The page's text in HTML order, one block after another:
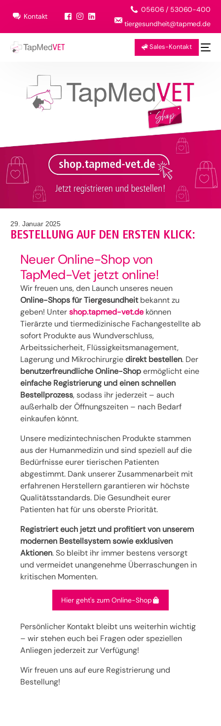
Kontakt
05606 / 53060-400
tiergesundheit@tapmed.de
Sales-Kontakt
29. Januar 2025
BESTELLUNG AUF DEN ERSTEN KLICK:
Neuer Online-Shop von
TapMed-Vet jetzt online!
Wir freuen uns, den Launch unseres neuen
Online-Shops für Tiergesundheitbekannt zu
geben! Untershop.tapmed-vet.dekönnen
Tierärzte und tiermedizinische Fachangestellte ab
sofort Produkte aus Wundverschluss,
Arbeitssicherheit, Flüssigkeitsmanagement,
Lagerung und Mikrochirurgiedirekt bestellen. Der
benutzerfreundliche Online-Shopermöglicht eine
einfache Registrierung und einen schnellen
Bestellprozess, sodass ihr jederzeit – auch
außerhalb der Öffnungszeiten – nach Bedarf
einkaufen könnt.
Unsere medizintechnischen Produkte stammen
aus der Humanmedizin und sind speziell auf die
Bedürfnisse eurer tierischen Patienten
abgestimmt. Dank unserer Zusammenarbeit mit
erfahrenen Herstellern garantieren wir höchste
Qualitätsstandards. Die Gesundheit eurer
Patienten hat für uns oberste Priorität.
Registriert euch jetzt und profitiert von unserem
modernen Bestellsystem sowie exklusiven
Aktionen. So bleibt ihr immer bestens versorgt
und vermeidet unangenehme Überraschungen in
kritischen Momenten.
Hier geht's zum Online-Shop
Persönlicher Kontakt bleibt uns weiterhin wichtig
– wir stehen euch bei Fragen oder speziellen
Anliegen jederzeit zur Verfügung!
Wir freuen uns auf eure Registrierung und
Bestellung!